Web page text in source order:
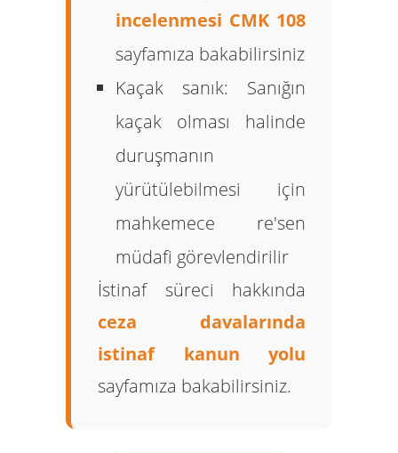
incelenmesi CMK 108
sayfamıza bakabilirsiniz
Kaçak sanık: Sanığın
kaçak olması halinde
duruşmanın
yürütülebilmesi için
mahkemece re'sen
müdafi görevlendirilir
İstinaf süreci hakkında
ceza davalarında
istinaf kanun yolu
sayfamıza bakabilirsiniz.